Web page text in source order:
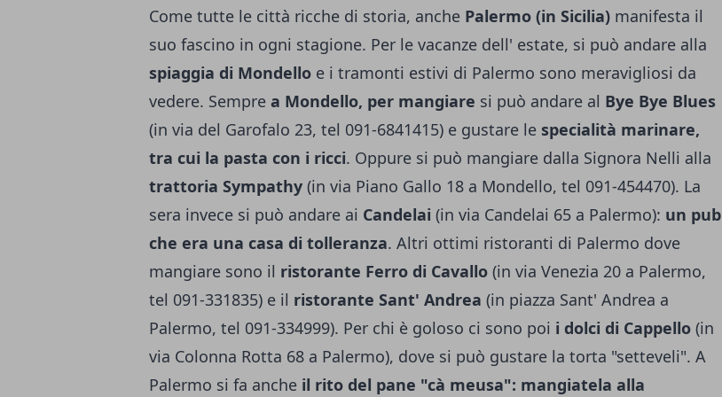
Come tutte le città ricche di storia, anche Palermo (in Sicilia) manifesta il
suo fascino in ogni stagione. Per le vacanze dell' estate, si può andare alla
spiaggia di Mondello e i tramonti estivi di Palermo sono meravigliosi da
vedere. Sempre a Mondello, per mangiare si può andare al Bye Bye Blues
(in via del Garofalo 23, tel 091-6841415) e gustare le specialità marinare,
tra cui la pasta con i ricci. Oppure si può mangiare dalla Signora Nelli alla
trattoria Sympathy (in via Piano Gallo 18 a Mondello, tel 091-454470). La
sera invece si può andare ai Candelai (in via Candelai 65 a Palermo): un pub
che era una casa di tolleranza. Altri ottimi ristoranti di Palermo dove
mangiare sono il ristorante Ferro di Cavallo (in via Venezia 20 a Palermo,
tel 091-331835) e il ristorante Sant' Andrea (in piazza Sant' Andrea a
Palermo, tel 091-334999). Per chi è goloso ci sono poi i dolci di Cappello (in
via Colonna Rotta 68 a Palermo), dove si può gustare la torta "setteveli". A
Palermo si fa anche il rito del pane "cà meusa": mangiatela alla